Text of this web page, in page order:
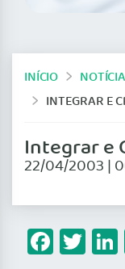
INÍCIO
INTEGRAR E
Integrar e
22/04/2003 |